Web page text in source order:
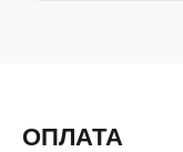
ОПЛАТА